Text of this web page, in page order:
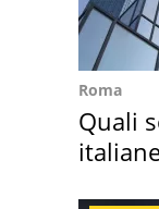
Roma
Quali